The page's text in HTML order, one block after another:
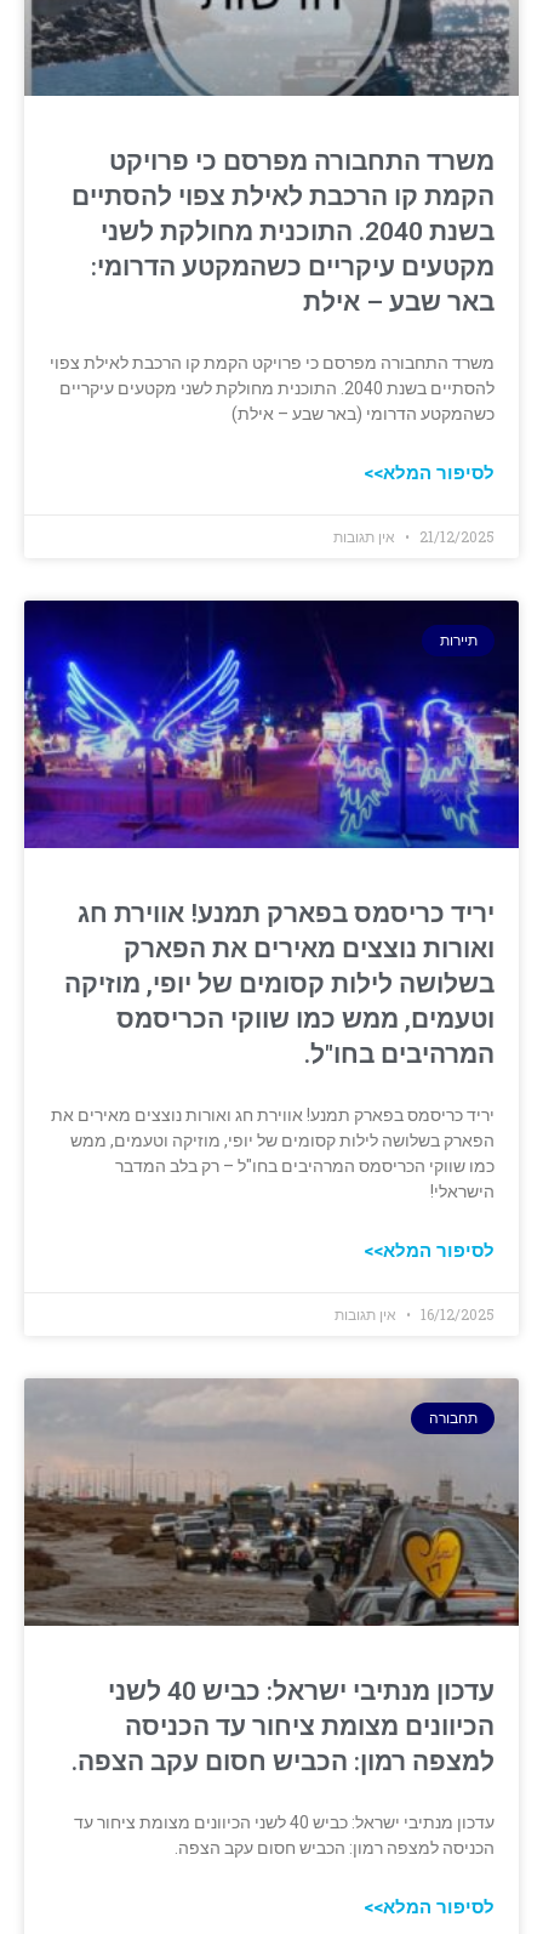
משרד התחבורה מפרסם כי פרויקט
הקמת קו הרכבת לאילת צפוי להסתיים
בשנת 2040. התוכנית מחולקת לשני
מקטעים עיקריים כשהמקטע הדרומי:
באר שבע – אילת
משרד התחבורה מפרסם כי פרויקט הקמת קו הרכבת לאילת צפוי
להסתיים בשנת 2040. התוכנית מחולקת לשני מקטעים עיקריים
כשהמקטע הדרומי (באר שבע – אילת)
לסיפור המלא>>
21/12/2025 אין תגובות
תיירות
יריד כריסמס בפארק תמנע! אווירת חג
ואורות נוצצים מאירים את הפארק
בשלושה לילות קסומים של יופי, מוזיקה
וטעמים, ממש כמו שווקי הכריסמס
המרהיבים בחו"ל.
יריד כריסמס בפארק תמנע! אווירת חג ואורות נוצצים מאירים את
הפארק בשלושה לילות קסומים של יופי, מוזיקה וטעמים, ממש
כמו שווקי הכריסמס המרהיבים בחו"ל – רק בלב המדבר
הישראלי!
לסיפור המלא>>
16/12/2025 אין תגובות
תחבורה
עדכון מנתיבי ישראל: כביש 40 לשני
הכיוונים מצומת ציחור עד הכניסה
למצפה רמון: הכביש חסום עקב הצפה.
עדכון מנתיבי ישראל: כביש 40 לשני הכיוונים מצומת ציחור עד
הכניסה למצפה רמון: הכביש חסום עקב הצפה.
לסיפור המלא>>